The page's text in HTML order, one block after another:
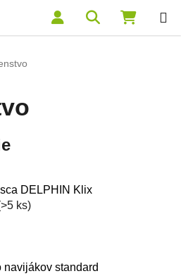
Hľadať
DELPHIN Klix
ks)
navijákov standard